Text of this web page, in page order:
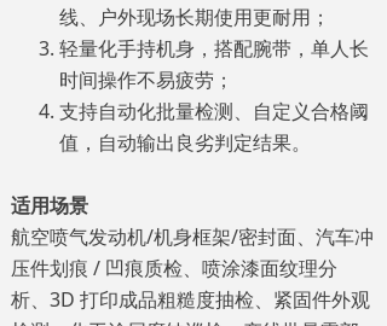
线、户外现场长期使用更耐用；
轻量化手持机身，搭配腕带，单人长
时间操作不易疲劳；
支持自动化批量检测、自定义合格阈
值，自动输出良劣判定结果。
适用场景
航空喷气发动机/机身框架/密封面、汽车冲
压件划痕 / 凹痕质检、喷涂漆面纹理分
析、3D 打印成品粗糙度抽检、紧固件外观